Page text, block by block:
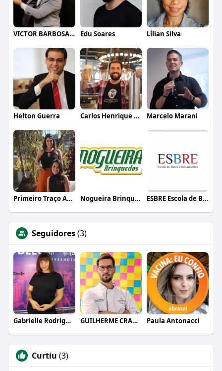
VICTOR BARBOSA QUARANTA Edu Soares Lílian Silva
Helton Guerra Carlos Henrique de Faria Vasconcelos Marcelo Marani
Primeiro Traço Arquitetura Nogueira Brinquedos ESBRE Escola de Bares e Restaurantes
Seguidores(3)
Gabrielle Rodrigues GUILHERME CRAMER BALLE Paula Antonacci
Curtiu (3)